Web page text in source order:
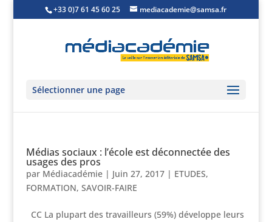
+33 0)7 61 45 60 25 mediacademie@samsa.fr
Sélectionner une page
Médias sociaux : l’école est déconnectée des
usages des pros
par Médiacadémie| Juin 27, 2017| ETUDES,
FORMATION, SAVOIR-FAIRE
CC La plupart des travailleurs (59%) développe leurs